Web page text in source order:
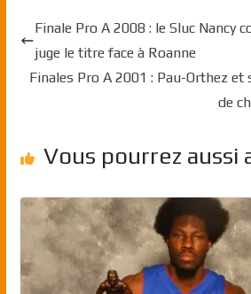
Finale Pro A 2008 : le Sluc Nancy
juge le titre face à Roanne
Finales Pro A 2001 : Pau-Orthez
de
Vous pourrez aussi